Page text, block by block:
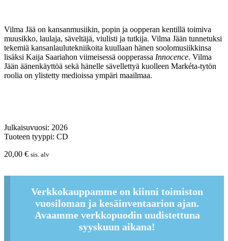
Vilma Jää on kansanmusiikin, popin ja oopperan kentillä toimiva
muusikko, laulaja, säveltäjä, viulisti ja tutkija. Vilma Jään tunnetuksi
tekemiä kansanlaulutekniikoita kuullaan hänen soolomusiikkinsa
lisäksi Kaija Saariahon viimeisessä oopperassa Innocence. Vilma
Jään äänenkäyttöä sekä hänelle sävellettyä kuolleen Markéta-tytön
roolia on ylistetty medioissa ympäri maailmaa.
Julkaisuvuosi: 2026
Tuoteen tyyppi: CD
20,00 € sis. alv
Verkkokauppamme on kiinni toimiston
vuosiloman ja kesäinventaarion ajan.
Avaamme verkkopuodin uudistettuna
syyskuun aikana!